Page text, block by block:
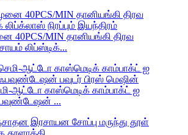
40PCS/MIN தானியங்கி திரவ
லிப்ஸ்டிக்...
ஆட்டோ காஸ்மெடிக் காம்பாக்ட் ஐ
...